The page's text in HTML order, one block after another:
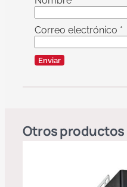
Correo electrónico *
Otros productos